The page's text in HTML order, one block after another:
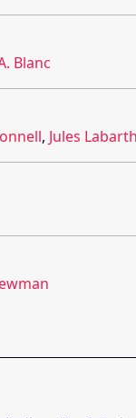
Blanc
, Jules